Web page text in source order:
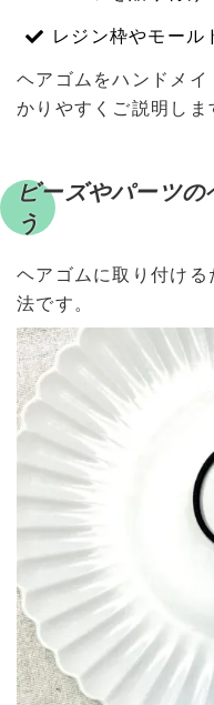
レジン枠やモール
ヘアゴムをハンドメ
かりやすくご説明しま
ビーズやパーツ
う
ヘアゴムに取り付け
法です。